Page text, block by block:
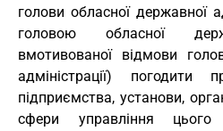
голови обласної державної
головою обласної
вмотивованої відмови
адміністрації) погодити
підприємства, установи,
сфери управління цього